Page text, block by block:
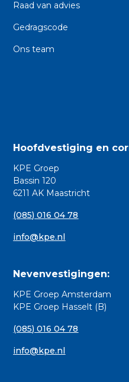
Raad van advies
Gedragscode
Ons team
Hoofdvestiging en
KPE Groep
Bassin 120
6211 AK Maastricht
(085) 016 04 78
info@kpe.nl
Nevenvestigingen:
KPE Groep Amsterdam
KPE Groep Hasselt (B)
(085) 016 04 78
info@kpe.nl